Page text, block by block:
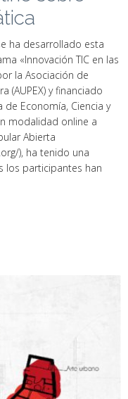
ha desarrollado esta
«Innovación TIC en las
la Asociación de
(AUPEX) y financiado
de Economía, Ciencia y
modalidad online a
Abierta
), ha tenido una
los participantes han